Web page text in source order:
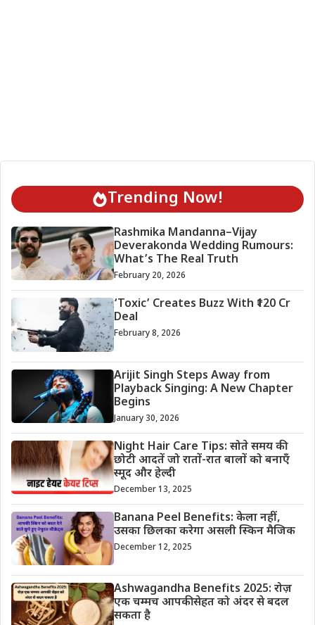
Trending Now!
Rashmika Mandanna–Vijay
Deverakonda Wedding Rumours:
What’s The Real Truth
February 20, 2026
‘Toxic’ Creates Buzz With ₹120 Cr
Deal
February 8, 2026
Arijit Singh Steps Away from
Playback Singing: A New Chapter
Begins
January 30, 2026
Night Hair Care Tips: सोते समय की
छोटी आदतें जो रातों-रात बालों को बनाएँ
स्मूद और हेल्दी
December 13, 2025
Banana Peel Benefits: केला नहीं,
उसका छिलका करेगा असली स्किन मैजिक
December 12, 2025
Ashwagandha Benefits 2025: रोज़
एक चम्मच आपकी सेहत को अंदर से बदल
सकता है